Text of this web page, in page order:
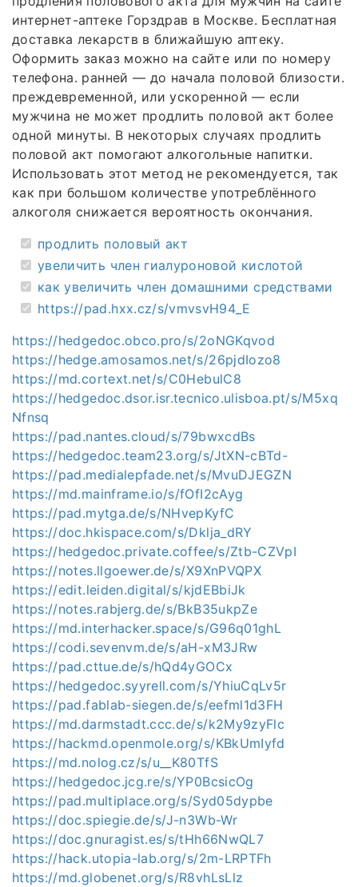
интернет-аптеке Горздрав в Москве. Бесплатная
доставка лекарств в ближайшую аптеку.
Оформить заказ можно на сайте или по номеру
телефона. ранней — до начала половой близости.
преждевременной, или ускоренной — если
мужчина не может продлить половой акт более
одной минуты. В некоторых случаях продлить
половой акт помогают алкогольные напитки.
Использовать этот метод не рекомендуется, так
как при большом количестве употреблённого
алкоголя снижается вероятность окончания.
продлить половый акт
увеличить член гиалуроновой кислотой
как увеличить член домашними средствами
https://pad.hxx.cz/s/vmvsvH94_E
https://hedgedoc.obco.pro/s/2oNGKqvod
https://hedge.amosamos.net/s/26pjdIozo8
https://md.cortext.net/s/C0HebulC8
https://hedgedoc.dsor.isr.tecnico.ulisboa.pt/s/M5xq
Nfnsq
https://pad.nantes.cloud/s/79bwxcdBs
https://hedgedoc.team23.org/s/JtXN-cBTd-
https://pad.medialepfade.net/s/MvuDJEGZN
https://md.mainframe.io/s/fOfI2cAyg
https://pad.mytga.de/s/NHvepKyfC
https://doc.hkispace.com/s/Dklja_dRY
https://hedgedoc.private.coffee/s/Ztb-CZVpI
https://notes.llgoewer.de/s/X9XnPVQPX
https://edit.leiden.digital/s/kjdEBbiJk
https://notes.rabjerg.de/s/BkB35ukpZe
https://md.interhacker.space/s/G96q01ghL
https://codi.sevenvm.de/s/aH-xM3JRw
https://pad.cttue.de/s/hQd4yGOCx
https://hedgedoc.syyrell.com/s/YhiuCqLv5r
https://pad.fablab-siegen.de/s/eefml1d3FH
https://md.darmstadt.ccc.de/s/k2My9zyFlc
https://hackmd.openmole.org/s/KBkUmIyfd
https://md.nolog.cz/s/u__K80TfS
https://hedgedoc.jcg.re/s/YP0BcsicOg
https://pad.multiplace.org/s/Syd05dypbe
https://doc.spiegie.de/s/J-n3Wb-Wr
https://doc.gnuragist.es/s/tHh66NwQL7
https://hack.utopia-lab.org/s/2m-LRPTFh
https://md.globenet.org/s/R8vhLsLlz